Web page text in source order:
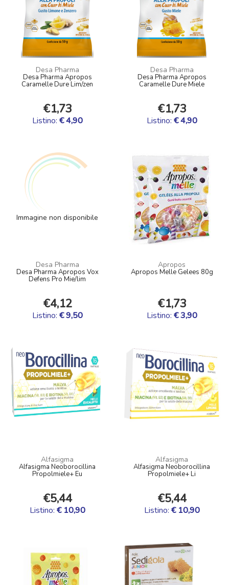
Desa Pharma
Desa Pharma Apropos
Caramelle Dure Lim/zen
€1,73
Listino: € 4,90
Desa Pharma
Desa Pharma Apropos
Caramelle Dure Miele
€1,73
Listino: € 4,90
Immagine non disponibile
Desa Pharma
Desa Pharma Apropos Vox
Defens Pro Mie/lim
€4,12
Listino: € 9,50
Apropos
Apropos Melle Gelees 80g
€1,73
Listino: € 3,90
Alfasigma
Alfasigma Neoborocillina
Propolmiele+ Eu
€5,44
Listino: € 10,90
Alfasigma
Alfasigma Neoborocillina
Propolmiele+ Li
€5,44
Listino: € 10,90